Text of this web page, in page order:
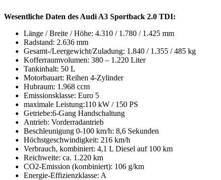
Wesentliche Daten des Audi A3 Sportback 2.0 TDI:
Länge / Breite / Höhe: 4.310 / 1.780 / 1.425 mm
Radstand: 2.636 mm
Gesamt-/Leergewicht/Zuladung: 1.840 / 1.355 / 485 kg
Kofferraumvolumen: 380 – 1.220 Liter
Tankinhalt: 50 L
Motorbauart: Reihen 4-Zylinder
Hubraum: 1.968 ccm
Emissionsklasse: Euro 5
maximale Leistung:110 kW / 150 PS
Getriebe:6-Gang Handschaltung
Antrieb: Vorderradantrieb
Beschleunigung 0-100 km/h: 8,6 Sekunden
Höchstgeschwindigkeit: 216 km/h
Verbrauch, kombiniert: 4,1 L Diesel auf 100 km
Reichweite: ca. 1.220 km
CO2-Emission (kombiniert): 106 g/km
Energie-Effizienzklasse: A